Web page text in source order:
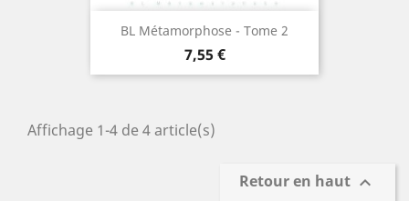
BL Métamorphose - Tome 2
Prix
7,55 €
Affichage 1-4 de 4 article(s)
Retour en haut 